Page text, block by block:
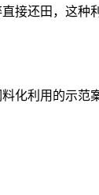
接还田，这种
化利用的示范